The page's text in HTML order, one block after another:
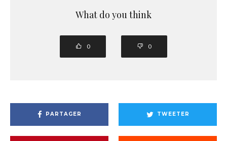
What do you think
0 0
PARTAGER TWEETER